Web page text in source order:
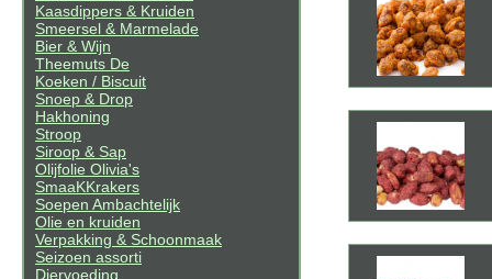
Kaasdippers & Kruiden
Smeersel & Marmelade
Bier & Wijn
Theemuts De
Koeken / Biscuit
Snoep & Drop
Hakhoning
Stroop
Siroop & Sap
Olijfolie Olivia's
SmaaKKrakers
Soepen Ambachtelijk
Olie en kruiden
Verpakking & Schoonmaak
Seizoen assorti
Diervoeding